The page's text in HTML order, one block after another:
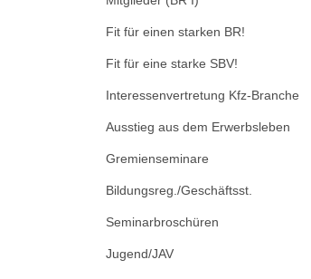
Fit für einen starken BR!
Fit für eine starke SBV!
Interessenvertretung Kfz-Branche
Ausstieg aus dem Erwerbsleben
Gremienseminare
Bildungsreg./Geschäftsst.
Seminarbroschüren
Jugend/JAV